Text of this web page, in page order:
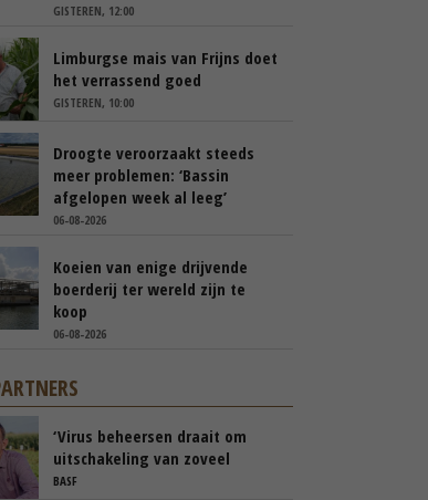
GISTEREN, 12:00
Limburgse mais van Frijns doet
het verrassend goed
GISTEREN, 10:00
Droogte veroorzaakt steeds
meer problemen: ‘Bassin
afgelopen week al leeg’
06-08-2026
Koeien van enige drijvende
boerderij ter wereld zijn te
koop
06-08-2026
‘Virus beheersen draait om
uitschakeling van zoveel
mogelijk risico’s’
BASF